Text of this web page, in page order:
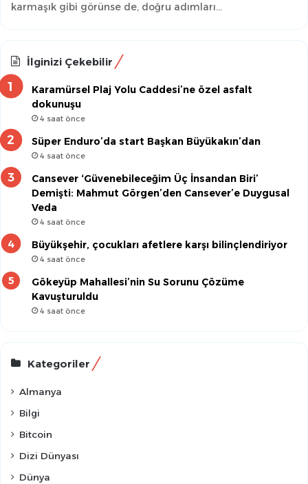
karmaşık gibi görünse de, doğru adımları…
İlginizi Çekebilir
Karamürsel Plaj Yolu Caddesi’ne özel asfalt
dokunuşu
4 saat önce
Süper Enduro’da start Başkan Büyükakın’dan
4 saat önce
Cansever ‘Güvenebileceğim Üç İnsandan Biri’
Demişti: Mahmut Görgen’den Cansever’e Duygusal
Veda
4 saat önce
Büyükşehir, çocukları afetlere karşı bilinçlendiriyor
4 saat önce
Gökeyüp Mahallesi’nin Su Sorunu Çözüme
Kavuşturuldu
4 saat önce
Kategoriler
Almanya
Bilgi
Bitcoin
Dizi Dünyası
Dünya